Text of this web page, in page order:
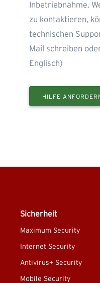
Inbetriebnahme.
zu kontaktieren,
technischen
Mail schreiben
Englisch)
HILFE
Sicherheit
Maximum Security
Internet Security
Antivirus+ Security
Mobile Security